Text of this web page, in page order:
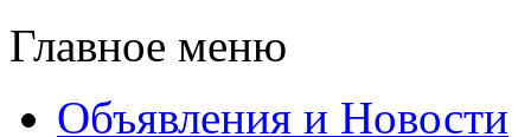
Главное меню
Объявления и Новости